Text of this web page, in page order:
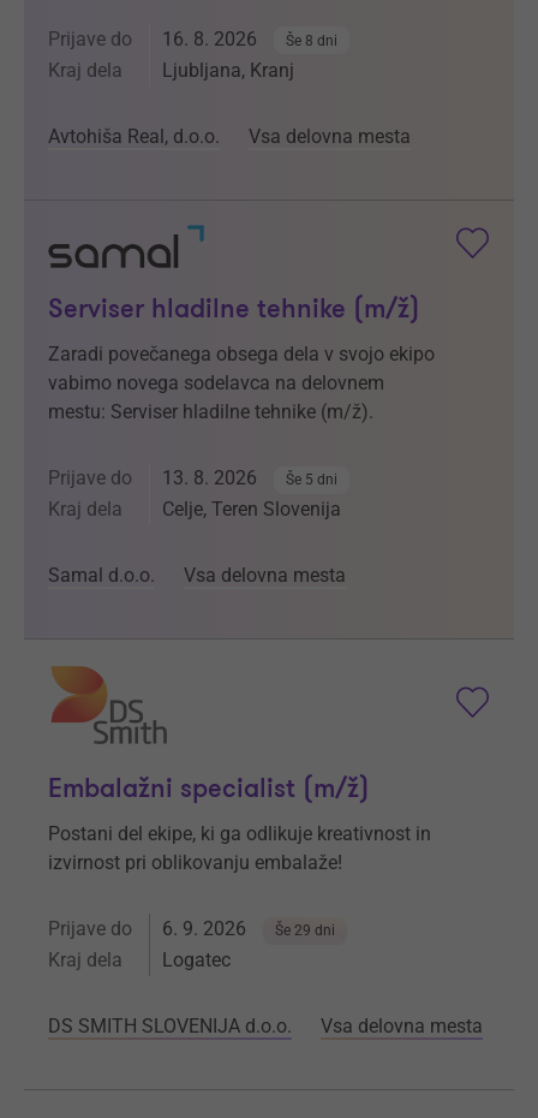
Prijave do 16. 8. 2026 Še 8 dni
Kraj dela Ljubljana, Kranj
Avtohiša Real, d.o.o. Vsa delovna mesta
Serviser hladilne tehnike (m/ž)
Zaradi povečanega obsega dela v svojo ekipo
vabimo novega sodelavca na delovnem
mestu: Serviser hladilne tehnike (m/ž).
Prijave do 13. 8. 2026 Še 5 dni
Kraj dela Celje, Teren Slovenija
Samal d.o.o. Vsa delovna mesta
Embalažni specialist (m/ž)
Postani del ekipe, ki ga odlikuje kreativnost in
izvirnost pri oblikovanju embalaže!
Prijave do 6. 9. 2026 Še 29 dni
Kraj dela Logatec
DS SMITH SLOVENIJA d.o.o. Vsa delovna mesta